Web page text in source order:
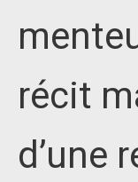
récit
d’une